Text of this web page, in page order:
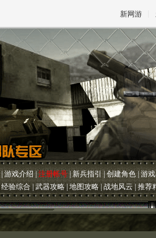
新网游
游戏介绍 | 注册帐号 新兵指引 创建角色 游
经验综合 武器攻略 地图攻略 战地风云 推荐